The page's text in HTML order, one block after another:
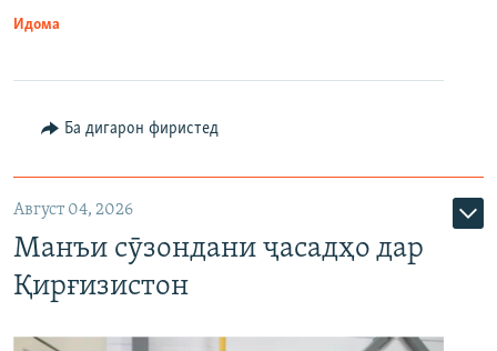
Идома
Ба дигарон фиристед
Август 04, 2026
Манъи сӯзондани ҷасадҳо дар
Қирғизистон